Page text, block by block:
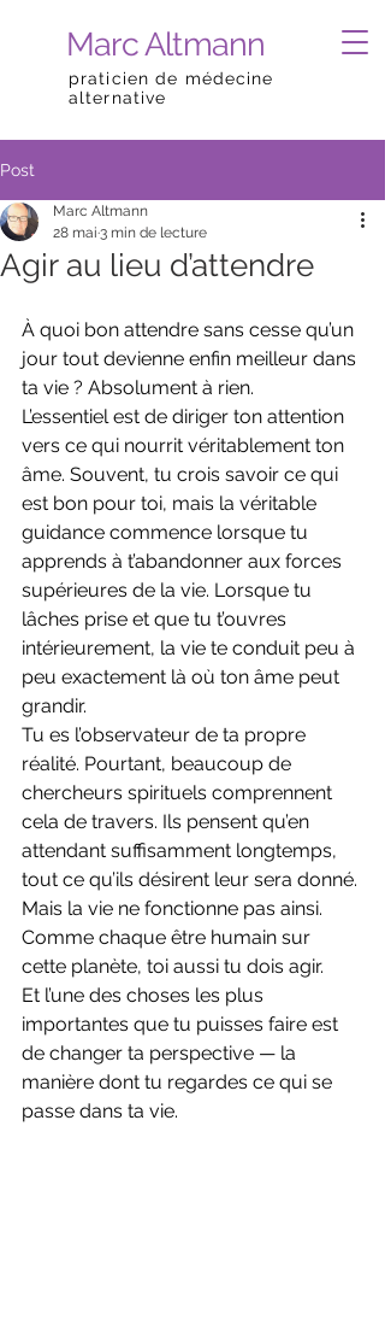
Marc Altmann
praticien de médecine
alternative
Post
Agir au lieu d’attendre
Marc Altmann
28 mai 3 min de lecture
À quoi bon attendre sans cesse qu’un
jour tout devienne enfin meilleur dans
ta vie ? Absolument à rien.
L’essentiel est de diriger ton attention
vers ce qui nourrit véritablement ton
âme. Souvent, tu crois savoir ce qui
est bon pour toi, mais la véritable
guidance commence lorsque tu
apprends à t’abandonner aux forces
supérieures de la vie. Lorsque tu
lâches prise et que tu t’ouvres
intérieurement, la vie te conduit peu à
peu exactement là où ton âme peut
grandir.
Tu es l’observateur de ta propre
réalité. Pourtant, beaucoup de
chercheurs spirituels comprennent
cela de travers. Ils pensent qu’en
attendant suffisamment longtemps,
tout ce qu’ils désirent leur sera donné.
Mais la vie ne fonctionne pas ainsi.
Comme chaque être humain sur
cette planète, toi aussi tu dois agir.
Et l’une des choses les plus
importantes que tu puisses faire est
de changer ta perspective — la
manière dont tu regardes ce qui se
passe dans ta vie.